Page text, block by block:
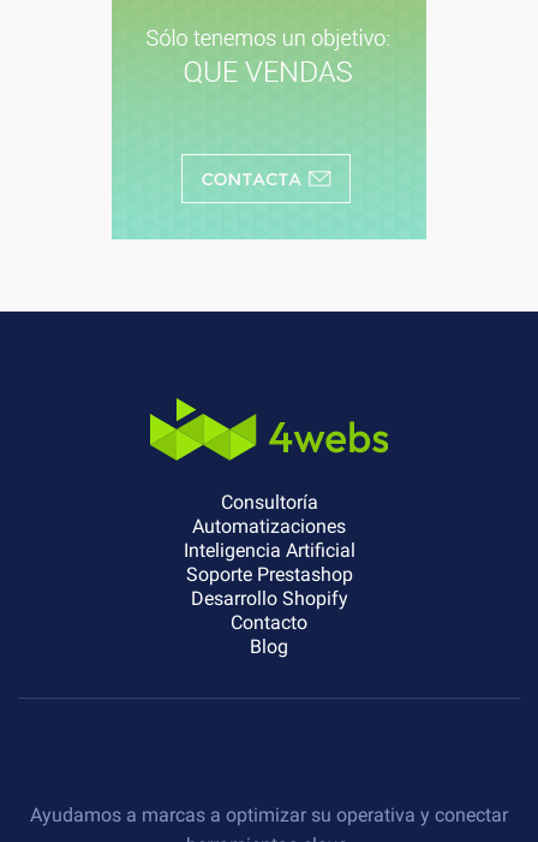
Consultoría
Automatizaciones
Inteligencia Artificial
Soporte Prestashop
Desarrollo Shopify
Contacto
Blog
Ayudamos a marcas a optimizar su operativa y conectar